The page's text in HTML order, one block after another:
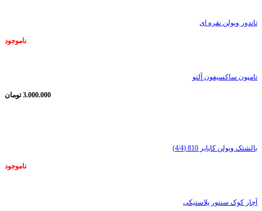
تاندور ویولن نقره ای
ناموجود
تامپون ساکسیفون آلتو
3.000.000 تومان
بالشتک ویولن کاپایر 810 (4/4)
ناموجود
آچار کوک سنتور پلاستیکی